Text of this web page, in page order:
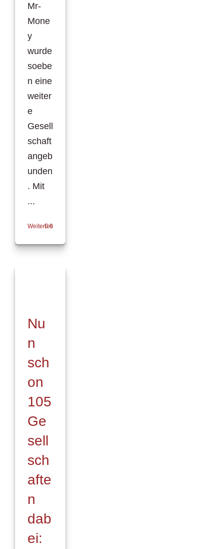
Mr-
Mone
y
wurde
soebe
n eine
weiter
e
Gesell
schaft
angeb
unden
. Mit
...
Weiterlesen
0
Nu
n
sch
on
105
Ge
sell
sch
afte
n
dab
ei: